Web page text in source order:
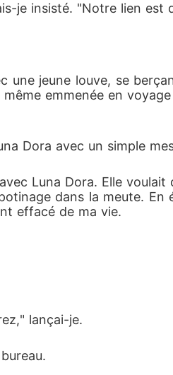
je insisté. "Notre lien est
jeune louve, se
emmenée en
Dora avec un simple
Luna Dora. Elle
dans la meute.
effacé de ma vie.
lançai-je.